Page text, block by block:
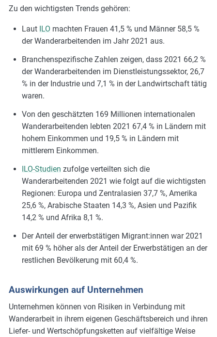
Zu den wichtigsten Trends gehören:
Laut ILO machten Frauen 41,5 % und Männer 58,5 %
der Wanderarbeitenden im Jahr 2021 aus.
Branchenspezifische Zahlen zeigen, dass 2021 66,2 %
der Wanderarbeitenden im Dienstleistungssektor, 26,7
% in der Industrie und 7,1 % in der Landwirtschaft tätig
waren.
Von den geschätzten 169 Millionen internationalen
Wanderarbeitenden lebten 2021 67,4 % in Ländern mit
hohem Einkommen und 19,5 % in Ländern mit
mittlerem Einkommen.
ILO-Studien zufolge verteilten sich die
Wanderarbeitenden 2021 wie folgt auf die wichtigsten
Regionen: Europa und Zentralasien 37,7 %, Amerika
25,6 %, Arabische Staaten 14,3 %, Asien und Pazifik
14,2 % und Afrika 8,1 %.
Der Anteil der erwerbstätigen Migrant:innen war 2021
mit 69 % höher als der Anteil der Erwerbstätigen an der
restlichen Bevölkerung mit 60,4 %.
Auswirkungen auf Unternehmen
Unternehmen können von Risiken in Verbindung mit
Wanderarbeit in ihrem eigenen Geschäftsbereich und ihren
Liefer- und Wertschöpfungsketten auf vielfältige Weise